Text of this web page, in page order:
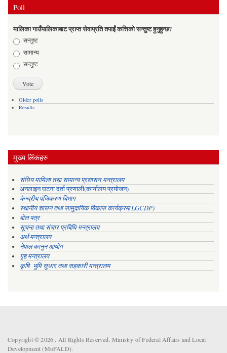
Poll
मालिका गाउँपालिकाबाट प्राप्त सेवाप्रति तपाईं कत्तिको सन्तुष्ट हुनुहुन्छ?
Choices
सन्तुष्ट
सामान्य
सन्तुष्ट
Older polls
Results
मुख्य लिंकहरु
संघिय मामिला तथा सामान्य प्रशासन मन्त्रालय
अनलाइन घटना दर्ता प्रणाली(कार्यालय प्रयोजन)
केन्द्रीय पंजिकरण बिभाग
स्थानीय शासन तथा सामुदायिक विकास कार्यक्रम(LGCDP)
बोल पत्र
सूचना तथा संचार प्रबिधि मन्त्रालय
अर्थ मन्त्रालय
नेपाल कानुन आयोग
गृह मन्त्रालय
कृषि भुमि सुधार तथा सहकारी मन्त्रालय
Copyright © 2026 . All Rights Reserved. Ministry of Federal Affairs and Local
Development (MoFALD).